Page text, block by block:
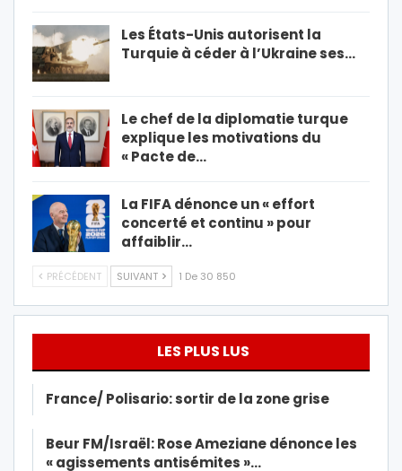
Les États-Unis autorisent la
Turquie à céder à l’Ukraine ses…
Le chef de la diplomatie turque
explique les motivations du
« Pacte de…
La FIFA dénonce un « effort
concerté et continu » pour
affaiblir…
PRÉCÉDENT SUIVANT 1 De 30 850
LES PLUS LUS
France/ Polisario: sortir de la zone grise
Beur FM/Israël: Rose Ameziane dénonce les
« agissements antisémites »…